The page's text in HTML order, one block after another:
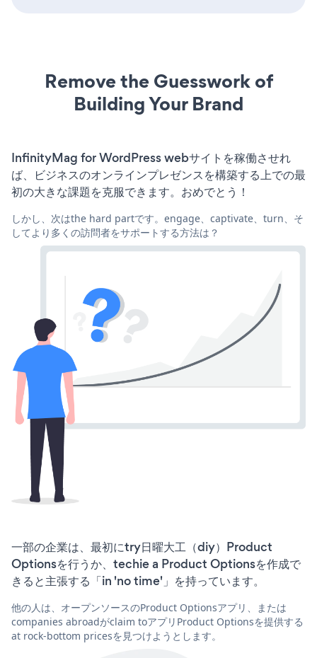
Remove the Guesswork of
Building Your Brand
InfinityMag for WordPress webサイトを稼働させれ
ば、ビジネスのオンラインプレゼンスを構築する上での最
初の大きな課題を克服できます。おめでとう！
しかし、次はthe hard partです。engage、captivate、turn、そ
してより多くの訪問者をサポートする方法は？
一部の企業は、最初にtry日曜大工（diy）Product
Optionsを行うか、techie a Product Optionsを作成で
きると主張する「in 'no time'」を持っています。
他の人は、オープンソースのProduct Optionsアプリ、または
companies abroadがclaim toアプリProduct Optionsを提供する
at rock-bottom pricesを見つけようとします。